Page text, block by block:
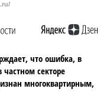
что ошибка, в
секторе
многоквартирным,